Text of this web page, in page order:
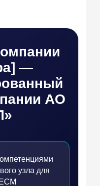
—
АО
узла для